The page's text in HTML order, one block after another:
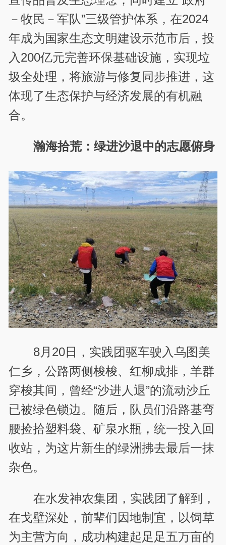
－牧民－军队”三级管护体系，在2024
年成为国家生态文明建设示范市后，投
入200亿元完善环保基础设施，实现垃
圾全处理，将旅游与修复同步推进，这
体现了生态保护与经济发展的有机融
合。
瀚海拾荒：绿进沙退中的志愿俯身
8月20日，实践团驱车驶入乌图美
仁乡，公路两侧梭梭、红柳成排，羊群
穿梭其间，曾经“沙进人退”的流动沙丘
已被绿色锁边。随后，队员们沿路基弯
腰捡拾塑料袋、矿泉水瓶，统一投入回
收站，为这片新生的绿洲拂去最后一抹
杂色。
在水发神农集团，实践团了解到，
在戈壁深处，前辈们因地制宜，以饲草
为主营方向，成功构建起足足五万亩的